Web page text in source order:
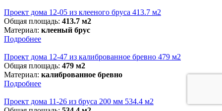
Проект дома 12-05 из клееного бруса 413.7 м2
Общая площадь: 413.7 м2
Материал: клееный брус
Подробнее
Проект дома 12-47 из калиброванное бревно 479 м2
Общая площадь: 479 м2
Материал: калиброванное бревно
Подробнее
Проект дома 11-26 из бруса 200 мм 534.4 м2